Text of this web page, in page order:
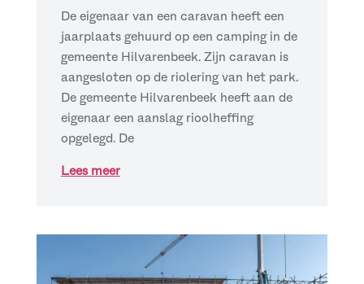
De eigenaar van een caravan heeft een
jaarplaats gehuurd op een camping in de
gemeente Hilvarenbeek. Zijn caravan is
aangesloten op de riolering van het park.
De gemeente Hilvarenbeek heeft aan de
eigenaar een aanslag rioolheffing
opgelegd. De
Lees meer